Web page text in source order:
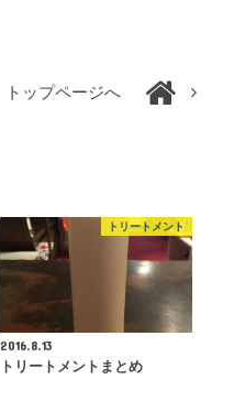
トップページへ
トリートメント
2016.8.13
トリートメントまとめ